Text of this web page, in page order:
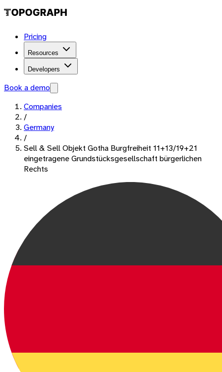
Pricing
Resources
Developers
Book a demo
Companies
/
Germany
/
Sell & Sell Objekt Gotha Burgfreiheit 11+13/19+21
eingetragene Grundstücksgesellschaft bürgerlichen
Rechts